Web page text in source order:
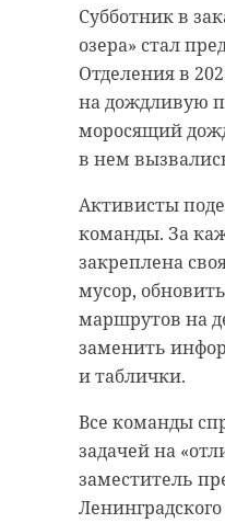
Субботник в
озера» стал
Отделения в
на дождливую
моросящий
в нем
Активисты
команды. За
закреплена
мусор,
маршрутов на
заменить
и таблички.
Все команды
задачей на
заместитель
она
безработным
разозлившись,
квартиры,
этаже, собаку.
Животное
травм.
По
проверки будет
сообщила
понедельник,
служба ГУ МВД
Петербургу и
области.
Фото: Sami
Как сообщили в
администрации
района,
каштанов были
ветераном
Сергеем
В акции
ветераны МВД,
«Невская
Молодежки
быстро
Активисты
саженцы
радовать